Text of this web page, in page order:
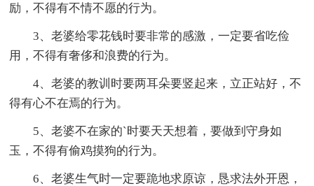
励，不得有不情不愿的行为。
3、老婆给零花钱时要非常的感激，一定要省吃俭
用，不得有奢侈和浪费的行为。
4、老婆的教训时要两耳朵要竖起来，立正站好，不
得有心不在焉的行为。
5、老婆不在家的`时要天天想着，要做到守身如
玉，不得有偷鸡摸狗的行为。
6、老婆生气时一定要跪地求原谅，恳求法外开恩，